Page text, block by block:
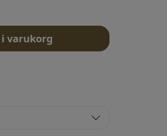
i varukorg